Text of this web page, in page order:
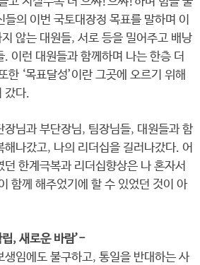
의 이번 국토대장정 목표를 말하며 이
않는 대원들, 서로 등을 밀어주고 배낭
이런 대원들과 함께하며 나는 한층 더
한 ‘목표달성’이란 그곳에 오르기 위해
갔다.
장님과 부단장님, 팀장님들, 대원들과 함
나갔고, 나의 리더십을 길러나갔다. 어
한계극복과 리더십향상은 나 혼자서
함께 해주었기에 할 수 있었던 것이 아
, 새로운 바람’-
생임에도 불구하고, 통일을 반대하는 사